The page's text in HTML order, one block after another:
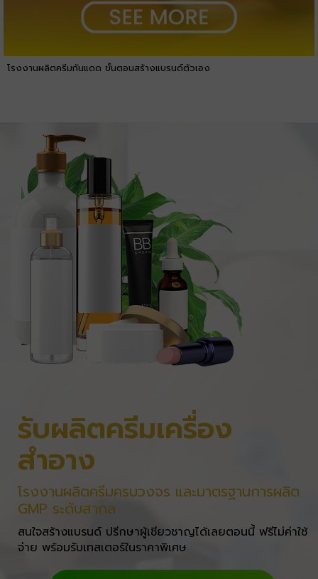
โรงงานผลิตครีมกันแดด ขั้นตอนสร้างแบรนด์ตัวเอง
รับผลิตครีมเครื่อง
สำอาง
โรงงานผลิตครีมครบวงจร และมาตรฐานการผลิต
GMP ระดับสากล
สนใจสร้างแบรนด์ ปรีกษาผู้เชียวชาญได้เลยตอนนี้ ฟรีไม่ค่าใช้
จ่าย พร้อมรับเทสเตอร์ในราคาพิเศษ